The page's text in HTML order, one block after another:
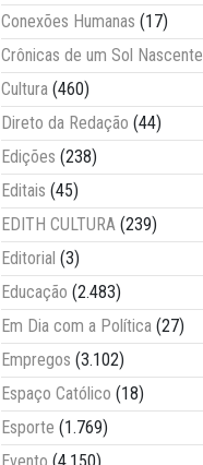
Conexões Humanas (17)
Crônicas de um Sol Nascente
Cultura (460)
Direto da Redação (44)
Edições (238)
Editais (45)
EDITH CULTURA (239)
Editorial (3)
Educação (2.483)
Em Dia com a Política (27)
Empregos (3.102)
Espaço Católico (18)
Esporte (1.769)